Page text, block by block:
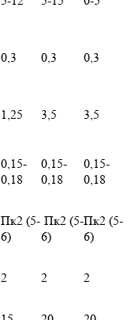
0,3 0,3 0,3
1,25 3,5 3,5
0,15-
0,18
0,15-
0,18
0,15-
0,18
Пк2 (5-
6)
Пк2 (5-
6)
Пк2 (5-
6)
2 2 2